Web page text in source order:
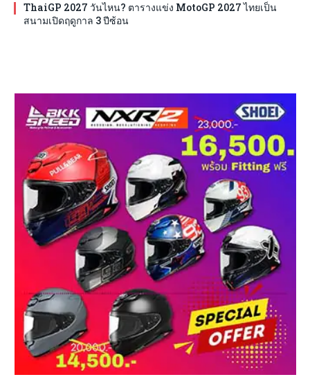
ThaiGP 2027 วันไหน? ตารางแข่ง MotoGP 2027 ไทยเป็น
สนามเปิดฤดูกาล 3 ปีซ้อน